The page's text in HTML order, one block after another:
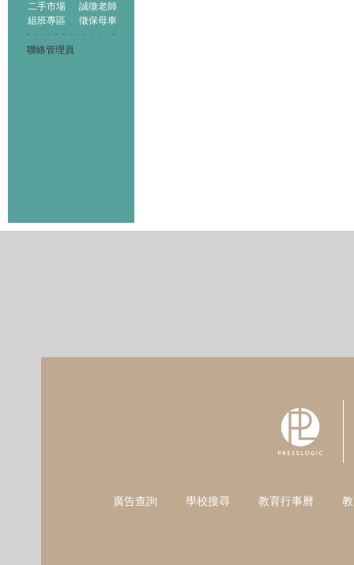
二手市場
誠徵老師
組班專區
徵保母車
聯絡管理員
廣告查詢 學校搜尋 教育行事曆